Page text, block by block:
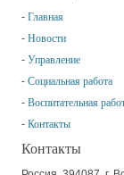
Главная
Новости
Управление
Социальная работа
Воспитательная
Контакты
Контакты